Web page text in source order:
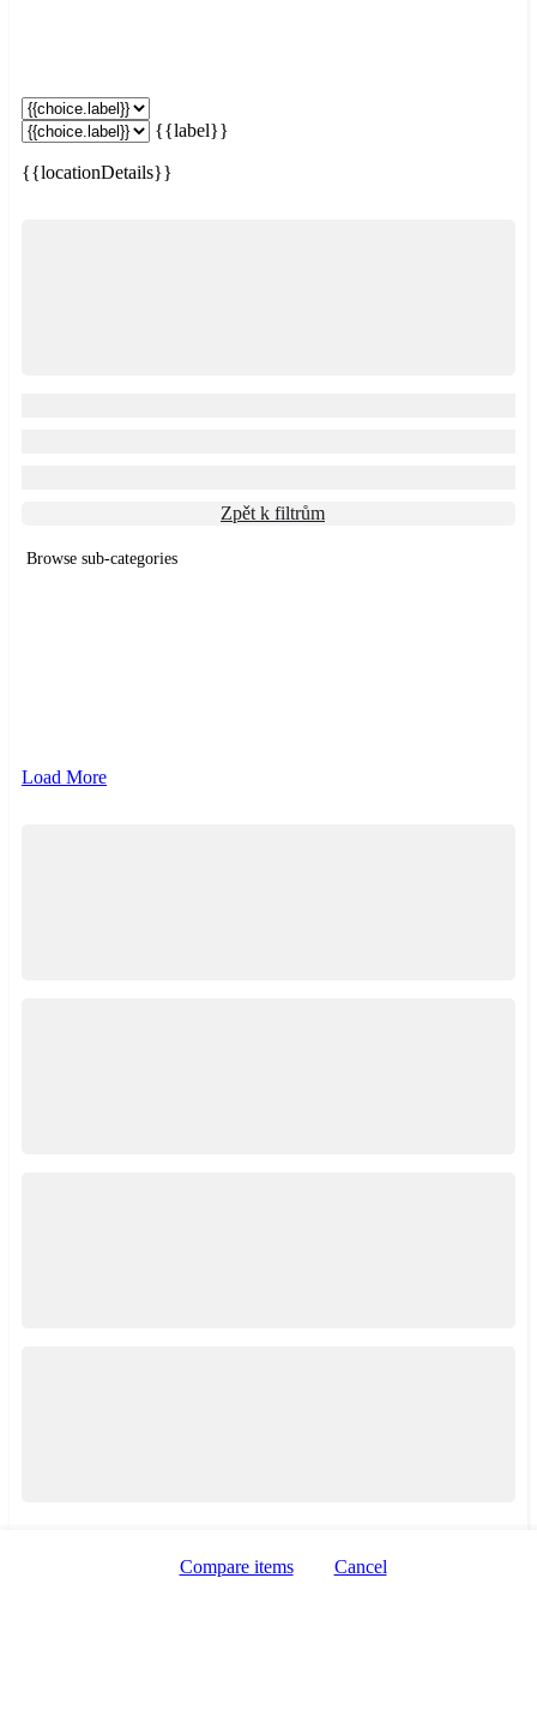
{{label}}
{{locationDetails}}
Zpět k filtrům
Browse sub-categories
Load More
Compare items Cancel